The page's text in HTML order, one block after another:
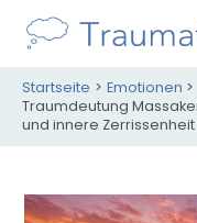
Inhalt
springen
Startseite
Emotionen
Traumdeutung
und innere Zerrissenheit